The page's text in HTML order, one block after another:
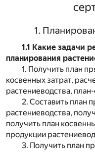
1.
1.1 Какие задачи
планирования
1. Получить план
косвенных затрат,
растениеводства,
2. Составить план
растениеводства,
получить план
продукции
3. Получить план